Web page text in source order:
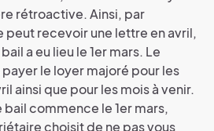
rétroactive. Ainsi, par
recevoir une lettre en avril,
a eu lieu le 1er mars. Le
le loyer majoré pour les
ainsi que pour les mois à venir.
commence le 1er mars,
choisit de ne pas vous